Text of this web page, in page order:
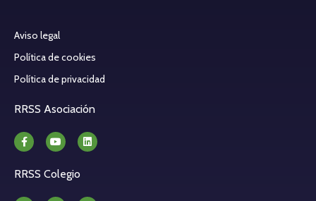
Aviso legal
Política de cookies
Política de privacidad
RRSS Asociación
RRSS Colegio